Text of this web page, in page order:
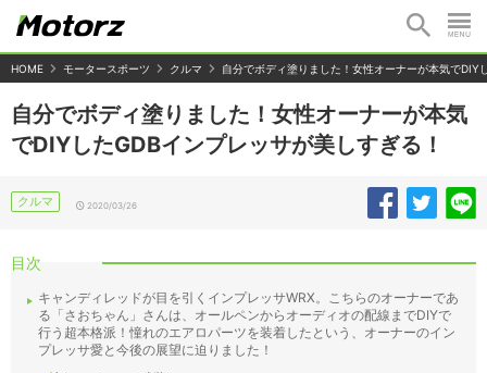
HOME モータースポーツ クルマ 自分でボディ塗りました！女性オーナーが本気でDIY
自分でボディ塗りました！女性オーナーが本気
でDIYしたGDBインプレッサが美しすぎる！
クルマ 2020/03/26
目次
キャンディレッドが目を引くインプレッサWRX。こちらのオーナーであ
る「さおちゃん」さんは、オールペンからオーディオの配線までDIYで
行う超本格派！憧れのエアロパーツを装着したという、オーナーのイン
プレッサ愛と今後の展望に迫りました！